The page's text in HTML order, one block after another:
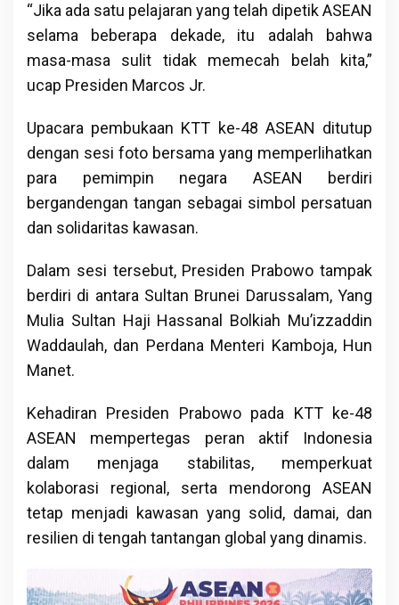
“Jika ada satu pelajaran yang telah dipetik ASEAN
selama beberapa dekade, itu adalah bahwa
masa-masa sulit tidak memecah belah kita,”
ucap Presiden Marcos Jr.
Upacara pembukaan KTT ke-48 ASEAN ditutup
dengan sesi foto bersama yang memperlihatkan
para pemimpin negara ASEAN berdiri
bergandengan tangan sebagai simbol persatuan
dan solidaritas kawasan.
Dalam sesi tersebut, Presiden Prabowo tampak
berdiri di antara Sultan Brunei Darussalam, Yang
Mulia Sultan Haji Hassanal Bolkiah Mu’izzaddin
Waddaulah, dan Perdana Menteri Kamboja, Hun
Manet.
Kehadiran Presiden Prabowo pada KTT ke-48
ASEAN mempertegas peran aktif Indonesia
dalam menjaga stabilitas, memperkuat
kolaborasi regional, serta mendorong ASEAN
tetap menjadi kawasan yang solid, damai, dan
resilien di tengah tantangan global yang dinamis.